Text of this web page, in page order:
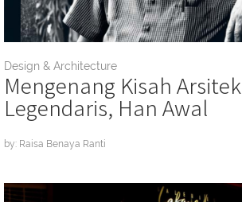
Design & Architecture
Mengenang Kisah Arsitek
Legendaris, Han Awal
by: Raisa Benaya Ranti